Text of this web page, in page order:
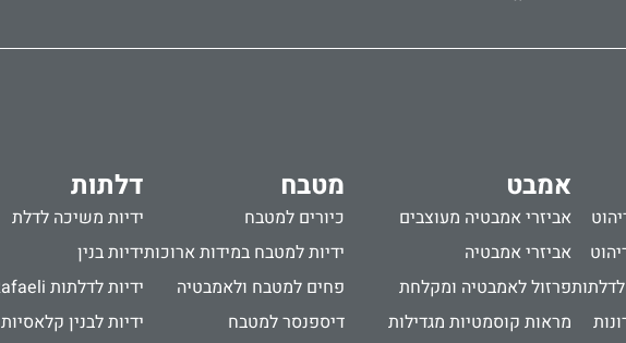
אמבט
אביזרי אמבטיה מעוצבים
אביזרי אמבטיה
פרזול לאמבטיה ומקלחת
מראות קוסמטיות מגדילות
מטבח
כיורים למטבח
ידיות למטבח במידות ארוכות
פחים למטבח ולאמבטיה
דיספנסר למטבח
דלתות
ידיות משיכה לדלת
ידיות בנין
ידיות לדלתות Rafaeli
ידיות לבנין קלאסיות